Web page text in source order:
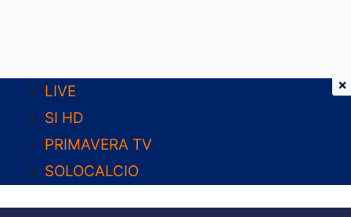
contenuto
LIVE
SI HD
PRIMAVERA TV
SOLOCALCIO
×